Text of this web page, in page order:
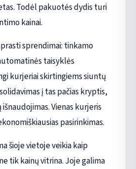
Todėl pakuotės dydis turi
kainai.
sprendimai: tinkamo
taisyklės
kurjeriai skirtingiems siuntų
į tas pačias kryptis,
Vienas kurjeris
pasirinkimas.
šioje vietoje veikia kaip
tik kainų vitrina. Joje galima